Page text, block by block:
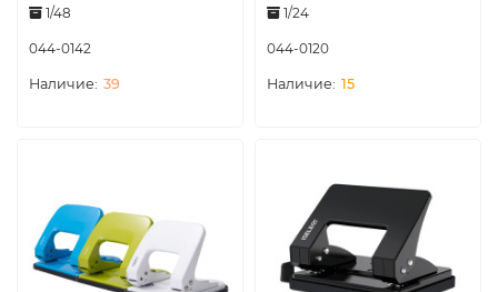
1/48
044-0142
39
1/24
044-0120
15